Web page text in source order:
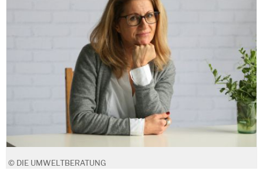
© DIE UMWELTBERATUNG